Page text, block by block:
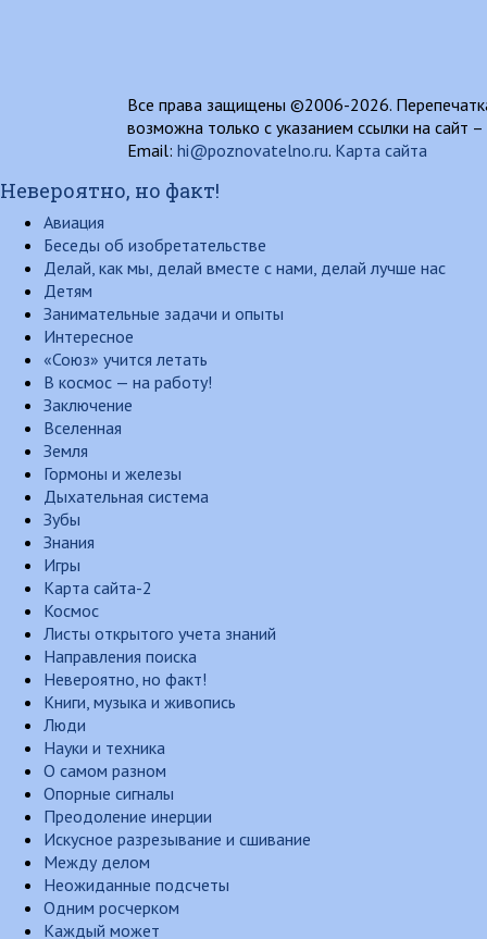
Все права защищены ©2006-2026.
возможна только с указанием ссылки на сайт –
Email: hi@poznovatelno.ru. Карта сайта
Невероятно, но факт!
Авиация
Беседы об изобретательстве
Делай, как мы, делай вместе с нами, делай лучше нас
Детям
Занимательные задачи и опыты
Интересное
«Союз» учится летать
В космос — на работу!
Заключение
Вселенная
Земля
Гормоны и железы
Дыхательная система
Зубы
Знания
Игры
Карта сайта-2
Космос
Листы открытого учета знаний
Направления поиска
Невероятно, но факт!
Книги, музыка и живопись
Люди
Науки и техника
О самом разном
Опорные сигналы
Преодоление инерции
Искусное разрезывание и сшивание
Между делом
Неожиданные подсчеты
Одним росчерком
Каждый может